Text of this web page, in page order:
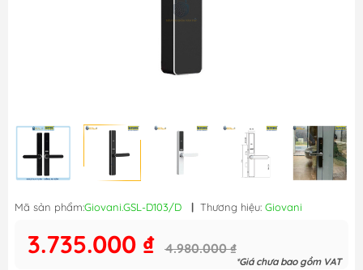
Mã sản phẩm:Giovani.GSL-D103/D | Thương hiệu: Giovani
3.735.000 ₫ 4.980.000 ₫
*Giá chưa bao gồm VAT